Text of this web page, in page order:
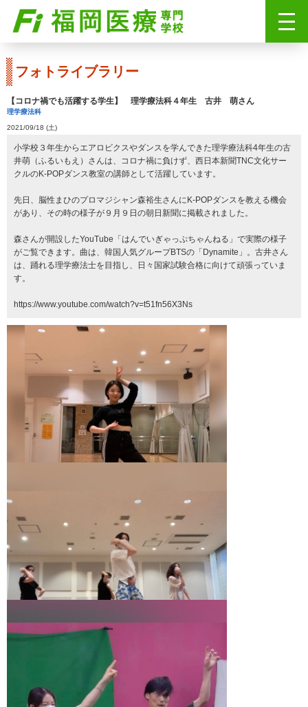
フォトライブラリー
【コロナ禍でも活躍する学生】 理学療法科４年生 古井 萌さん
理学療法科
2021/09/18 (土)
小学校３年生からエアロビクスやダンスを学んできた理学療法科4年生の古
井萌（ふるいもえ）さんは、コロナ禍に負けず、西日本新聞TNC文化サー
クルのK-POPダンス教室の講師として活躍しています。
先日、脳性まひのプロマジシャン森裕生さんにK-POPダンスを教える機会
があり、その時の様子が９月９日の朝日新聞に掲載されました。
森さんが開設したYouTube「はんでいぎゃっぷちゃんねる」で実際の様子
がご覧できます。曲は、韓国人気グループBTSの「Dynamite」。古井さん
は、踊れる理学療法士を目指し、日々国家試験合格に向けて頑張っていま
す。
https://www.youtube.com/watch?v=t51fn56X3Ns